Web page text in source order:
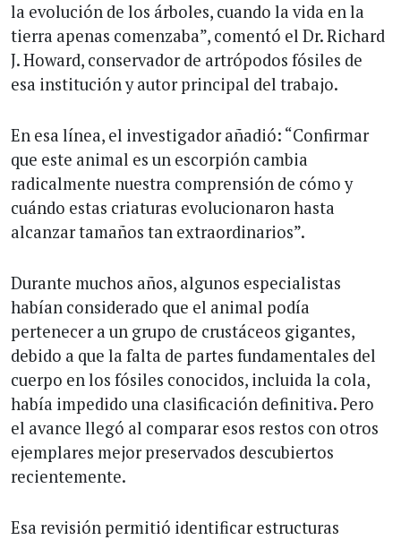
la evolución de los árboles, cuando la vida en la
tierra apenas comenzaba”, comentó el Dr. Richard
J. Howard, conservador de artrópodos fósiles de
esa institución y autor principal del trabajo.
En esa línea, el investigador añadió: “Confirmar
que este animal es un escorpión cambia
radicalmente nuestra comprensión de cómo y
cuándo estas criaturas evolucionaron hasta
alcanzar tamaños tan extraordinarios”.
Durante muchos años, algunos especialistas
habían considerado que el animal podía
pertenecer a un grupo de crustáceos gigantes,
debido a que la falta de partes fundamentales del
cuerpo en los fósiles conocidos, incluida la cola,
había impedido una clasificación definitiva. Pero
el avance llegó al comparar esos restos con otros
ejemplares mejor preservados descubiertos
recientemente.
Esa revisión permitió identificar estructuras